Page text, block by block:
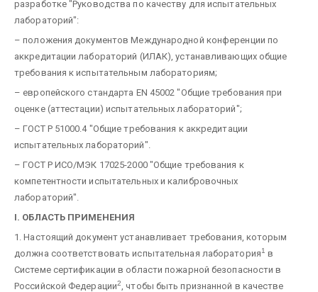
разработке "Руководства по качеству для испытательных
лабораторий":
– положения документов Международной конференции по
аккредитации лабораторий (ИЛАК), устанавливающих общие
требования к испытательным лабораториям;
– европейского стандарта ЕN 45002 "Общие требования при
оценке (аттестации) испытательных лабораторий";
– ГОСТ Р 51000.4 "Общие требования к аккредитации
испытательных лабораторий".
– ГОСТ Р ИСО/МЭК 17025-2000 "Общие требования к
компетентности испытательных и калибровочных
лабораторий".
I. ОБЛАСТЬ ПРИМЕНЕНИЯ
1. Настоящий документ устанавливает требования, которым
должна соответствовать испытательная лаборатория1 в
Системе сертификации в области пожарной безопасности в
Российской Федерации2
, чтобы быть признанной в качестве